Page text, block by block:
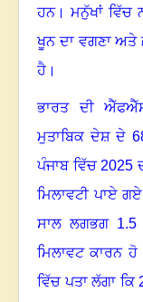
ਹਨ। ਮਨੁੱਖਾਂ ਵਿੱਚ
ਖੂਨ ਦਾ ਵਗਣਾ ਅਤੇ
ਹੈ ।
ਭਾਰਤ ਦੀ
ਮੁਤਾਬਿਕ ਦੇਸ਼ ਦੇ
ਪੰਜਾਬ ਵਿੱਚ
ਮਿਲਾਵਟੀ ਪਾਏ
ਸਾਲ ਲਗਭਗ
ਮਿਲਾਵਟ ਕਾਰਨ
ਵਿੱਚ ਪਤਾ ਲੱਗਾ